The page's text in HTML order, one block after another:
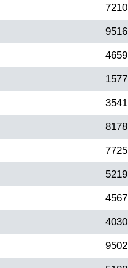
7210
9516
4659
1577
3541
8178
7725
5219
4567
4030
9502